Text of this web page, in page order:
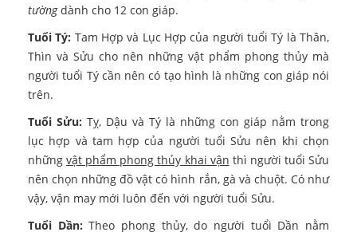
tườngdành cho 12 con giáp.
Tuổi Tý: Tam Hợp và Lục Hợp của người tuổi Tý là Thân,
Thìn và Sửu cho nên những vật phẩm phong thủy mà
người tuổi Tý cần nên có tạo hình là những con giáp nói
trên.
Tuổi Sửu: Tỵ, Dậu và Tý là những con giáp nằm trong
lục hợp và tam hợp của người tuổi Sửu nên khi chọn
nhữngvật phẩm phong thủy khai vận thì người tuổi Sửu
nên chọn những đồ vật có hình rắn, gà và chuột. Có như
vậy, vận may mới luôn đến với người tuổi Sửu.
Tuổi Dần: Theo phong thủy, do người tuổi Dần nằm